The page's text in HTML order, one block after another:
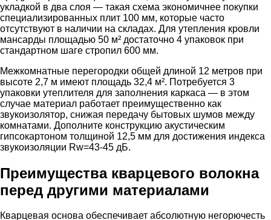
укладкой в два слоя — такая схема экономичнее покупки
специализированных плит 100 мм, которые часто
отсутствуют в наличии на складах. Для утепления кровли
мансарды площадью 50 м² достаточно 4 упаковок при
стандартном шаге стропил 600 мм.
Межкомнатные перегородки общей длиной 12 метров при
высоте 2,7 м имеют площадь 32,4 м². Потребуется 3
упаковки утеплителя для заполнения каркаса — в этом
случае материал работает преимущественно как
звукоизолятор, снижая передачу бытовых шумов между
комнатами. Дополните конструкцию акустическим
гипсокартоном толщиной 12,5 мм для достижения индекса
звукоизоляции Rw=43-45 дБ.
Преимущества кварцевого волокна
перед другими материалами
Кварцевая основа обеспечивает абсолютную негорючесть